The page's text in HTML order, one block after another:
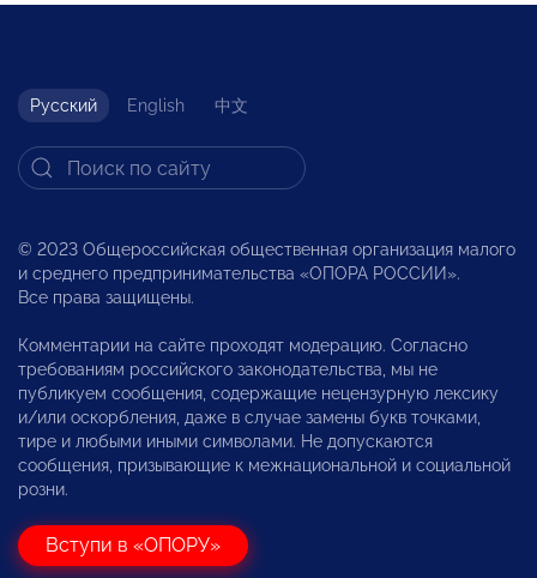
Русский English 中文
© 2023 Общероссийская общественная организация малого
и среднего предпринимательства «ОПОРА РОССИИ».
Все права защищены.
Комментарии на сайте проходят модерацию. Согласно
требованиям российского законодательства, мы не
публикуем сообщения, содержащие нецензурную лексику
и/или оскорбления, даже в случае замены букв точками,
тире и любыми иными символами. Не допускаются
сообщения, призывающие к межнациональной и социальной
розни.
Вступи в «ОПОРУ»